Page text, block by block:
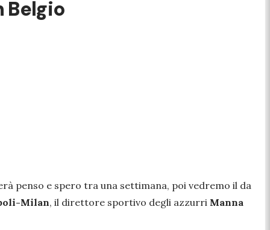
Belgio
penso e spero tra una settimana, poi vedremo il da
Milan, il direttore sportivo degli azzurri Manna